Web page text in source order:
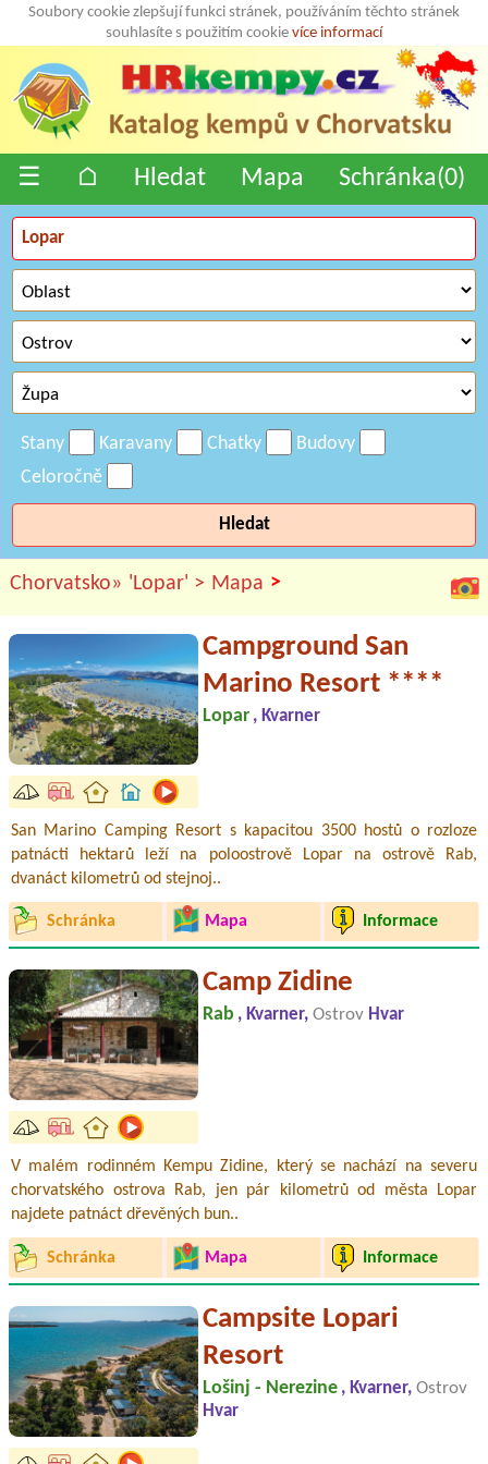
Soubory cookie zlepšují funkci stránek, používáním těchto stránek
souhlasíte s použitím cookie více informací
☰ ⌂ Hledat Mapa Schránka(0)
Stany Karavany Chatky
Budovy
Celoročně
Hledat
Chorvatsko» 'Lopar' > Mapa >
Campground San
Marino Resort ****
Lopar , Kvarner
San Marino Camping Resort s kapacitou 3500 hostů o rozloze
patnácti hektarů leží na poloostrově Lopar na ostrově Rab,
dvanáct kilometrů od stejnoj..
Schránka Mapa Informace
Camp Zidine
Rab , Kvarner, Ostrov Hvar
V malém rodinném Kempu Zidine, který se nachází na severu
chorvatského ostrova Rab, jen pár kilometrů od města Lopar
najdete patnáct dřevěných bun..
Schránka Mapa Informace
Campsite Lopari
Resort
Lošinj - Nerezine , Kvarner, Ostrov
Hvar